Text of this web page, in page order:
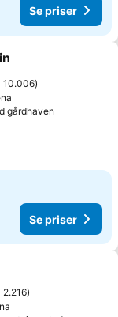
Se priser
10.006
gårdhaven
Se priser
2.216